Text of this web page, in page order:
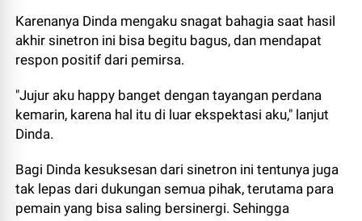
Karenanya Dinda mengaku snagat bahagia saat hasil
akhir sinetron ini bisa begitu bagus, dan mendapat
respon positif dari pemirsa.
"Jujur aku happy banget dengan tayangan perdana
kemarin, karena hal itu di luar ekspektasi aku," lanjut
Dinda.
Bagi Dinda kesuksesan dari sinetron ini tentunya juga
tak lepas dari dukungan semua pihak, terutama para
pemain yang bisa saling bersinergi. Sehingga